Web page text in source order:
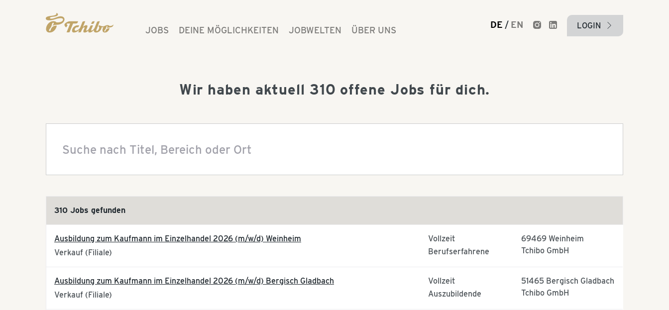
JOBS DEINE MÖGLICHKEITEN JOBWELTEN ÜBER UNS DE / EN LOGIN arrow_right
Wir haben aktuell 310 offene Jobs für dich.
310 Jobs gefunden
Ausbildung zum Kaufmann im Einzelhandel 2026 (m/w/d) Weinheim
Verkauf (Filiale)
Vollzeit
Berufserfahrene
69469 Weinheim
Tchibo GmbH
Ausbildung zum Kaufmann im Einzelhandel 2026 (m/w/d) Bergisch Gladbach
Verkauf (Filiale)
Vollzeit
Auszubildende
51465 Bergisch Gladbach
Tchibo GmbH